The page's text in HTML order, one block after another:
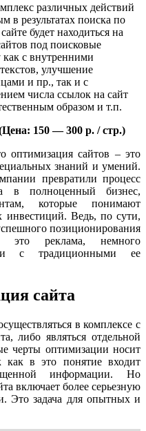
различных действий
в результатах поиска по
будет находиться на
под поисковые
как с внутренними
улучшение
и пр., так и с
числа ссылок на сайт
образом и т.п.
150 — 300 р. / стр.)
оптимизация сайтов – это
знаний и умений.
превратили процесс
в полноценный бизнес,
которые понимают
инвестиций. Ведь, по сути,
позиционирования
реклама, немного
с традиционными ее
сайта
в комплексе с
либо являться отдельной
черты оптимизации носит
как в это понятие входит
информации. Но
включает более серьезную
Это задача для опытных и